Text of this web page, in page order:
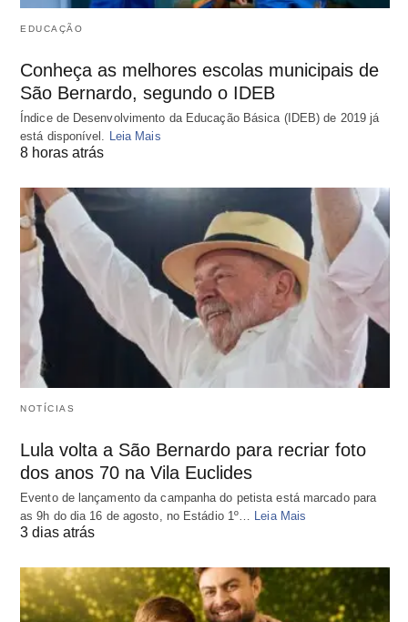
EDUCAÇÃO
Conheça as melhores escolas municipais de
São Bernardo, segundo o IDEB
Índice de Desenvolvimento da Educação Básica (IDEB) de 2019 já
está disponível.
Leia Mais
8 horas atrás
NOTÍCIAS
Lula volta a São Bernardo para recriar foto
dos anos 70 na Vila Euclides
Evento de lançamento da campanha do petista está marcado para
as 9h do dia 16 de agosto, no Estádio 1º… Leia Mais
3 dias atrás